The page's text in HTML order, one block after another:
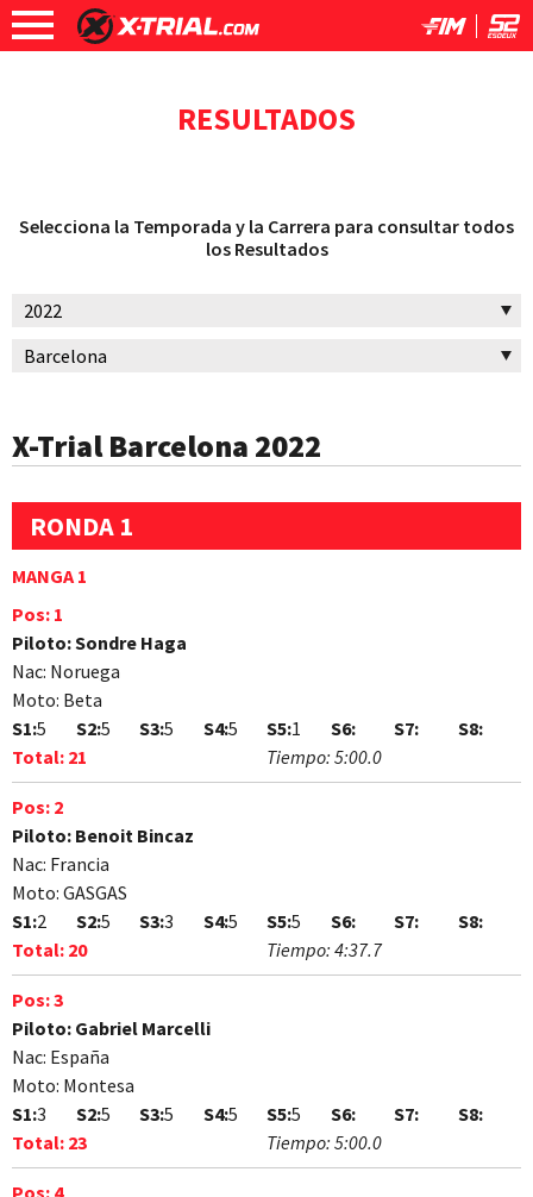
RESULTADOS
Selecciona la Temporada y la Carrera para consultar todos
los Resultados
X-Trial Barcelona 2022
RONDA 1
MANGA 1
Pos: 1
Piloto:Sondre Haga
Nac: Noruega
Moto: Beta
S1:5 S2:5 S3:5 S4:5 S5:1 S6: S7:
S8:
Total: 21 Tiempo: 5:00.0
Pos: 2
Piloto: Benoit Bincaz
Nac: Francia
Moto: GASGAS
S1:2 S2:5 S3:3 S4:5 S5:5 S6: S7:
S8:
Total: 20 Tiempo: 4:37.7
Pos:3
Piloto: Gabriel Marcelli
Nac: España
Moto: Montesa
S1:3 S2:5 S3:5 S4:5 S5:5 S6: S7:
S8:
Total: 23 Tiempo: 5:00.0
Pos: 4